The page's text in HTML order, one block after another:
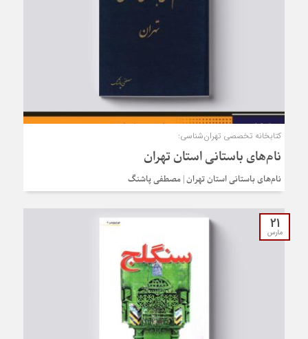
کتابخانه تخصصی تهران‌شناسی:
نام‌های باستانی استان تهران
نام‌های باستانی استان تهران | مصطفی پاشنگ
21
مارس